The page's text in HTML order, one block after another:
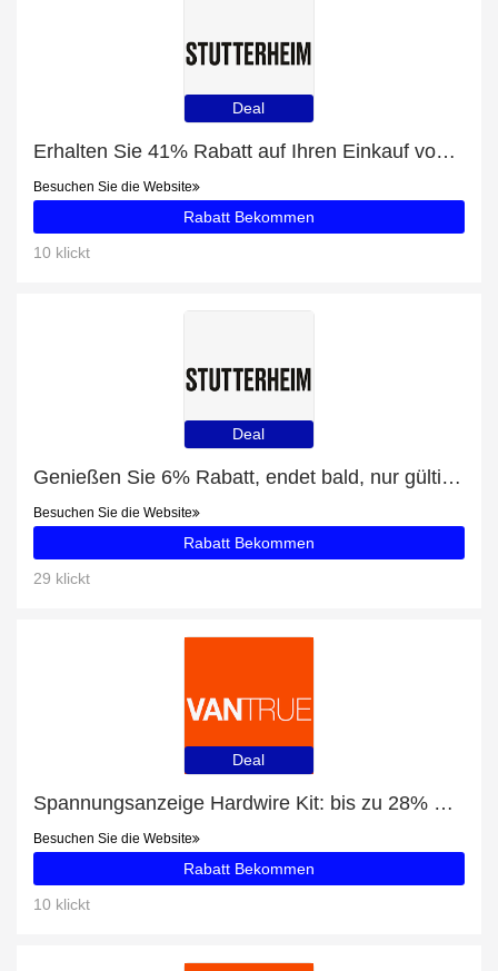
Deal
Erhalten Sie 41% Rabatt auf Ihren Einkauf von Concert Opal Poncho
Besuchen Sie die Website
Rabatt Bekommen
10 klickt
Deal
Genießen Sie 6% Rabatt, endet bald, nur gültig für Stockholm Opal Women Raincoat
Besuchen Sie die Website
Rabatt Bekommen
29 klickt
Deal
Spannungsanzeige Hardwire Kit: bis zu 28% Rabatt
Besuchen Sie die Website
Rabatt Bekommen
10 klickt